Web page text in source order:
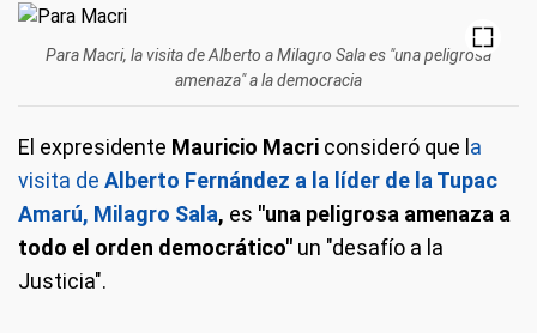
Para Macri, la visita de Alberto a Milagro Sala es "una peligrosa
amenaza" a la democracia
El expresidente Mauricio Macri consideró que la
visita de Alberto Fernández a la líder de la Tupac
Amarú, Milagro Sala, es "una peligrosa amenaza a
todo el orden democrático" un "desafío a la
Justicia".